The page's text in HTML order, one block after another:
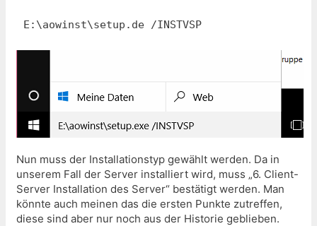
E:\aowinst\setup.de /INSTVSP
Nun muss der Installationstyp gewählt werden. Da in
unserem Fall der Server installiert wird, muss „6. Client-
Server Installation des Server“ bestätigt werden. Man
könnte auch meinen das die ersten Punkte zutreffen,
diese sind aber nur noch aus der Historie geblieben.